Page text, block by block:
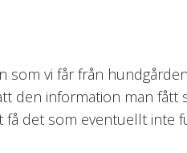
som vi får från
den information man fått
få det som eventuellt inte